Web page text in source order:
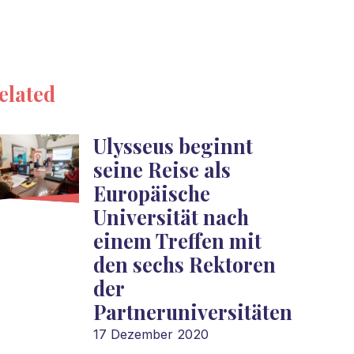
Ulysseus beginnt
seine Reise als
Europäische
Universität nach
einem Treffen mit
den sechs Rektoren
der
Partneruniversitäten
17 Dezember 2020